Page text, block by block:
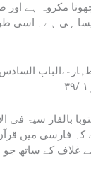
مکروہ ہے اور
ہی ہے۔ اسی
بالفار سیۃ فی
یہ ہے کہ فارسی میں
غلاف کے ساتھ